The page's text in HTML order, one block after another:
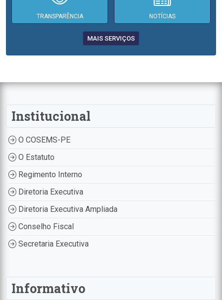
TRANSPARÊNCIA NOTÍCIAS
MAIS SERVIÇOS
Institucional
O COSEMS-PE
O Estatuto
Regimento Interno
Diretoria Executiva
Diretoria Executiva Ampliada
Conselho Fiscal
Secretaria Executiva
Informativo